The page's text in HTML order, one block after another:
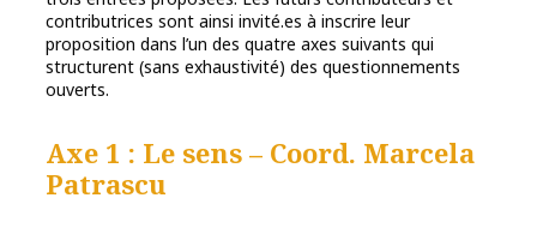
contributrices sont ainsi invité.es à inscrire leur
proposition dans l’un des quatre axes suivants qui
structurent (sans exhaustivité) des questionnements
ouverts.
Axe 1 : Le sens – Coord. Marcela
Patrascu